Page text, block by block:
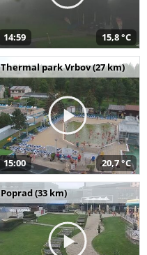
14:59 15,8 °C
Thermal park Vrbov (27 km)
15:00 20,7 °C
Poprad (33 km)